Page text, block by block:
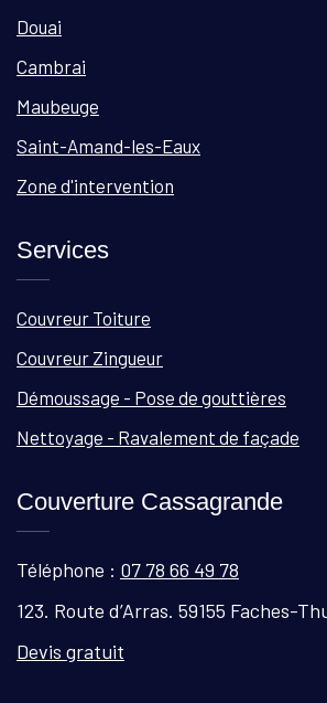
Douai
Cambrai
Maubeuge
Saint-Amand-les-Eaux
Zone d'intervention
Services
Couvreur Toiture
Couvreur Zingueur
Démoussage - Pose de gouttières
Nettoyage - Ravalement de façade
Couverture Cassagrande
Téléphone : 07 78 66 49 78
123. Route d’Arras. 59155 Faches-
Devis gratuit